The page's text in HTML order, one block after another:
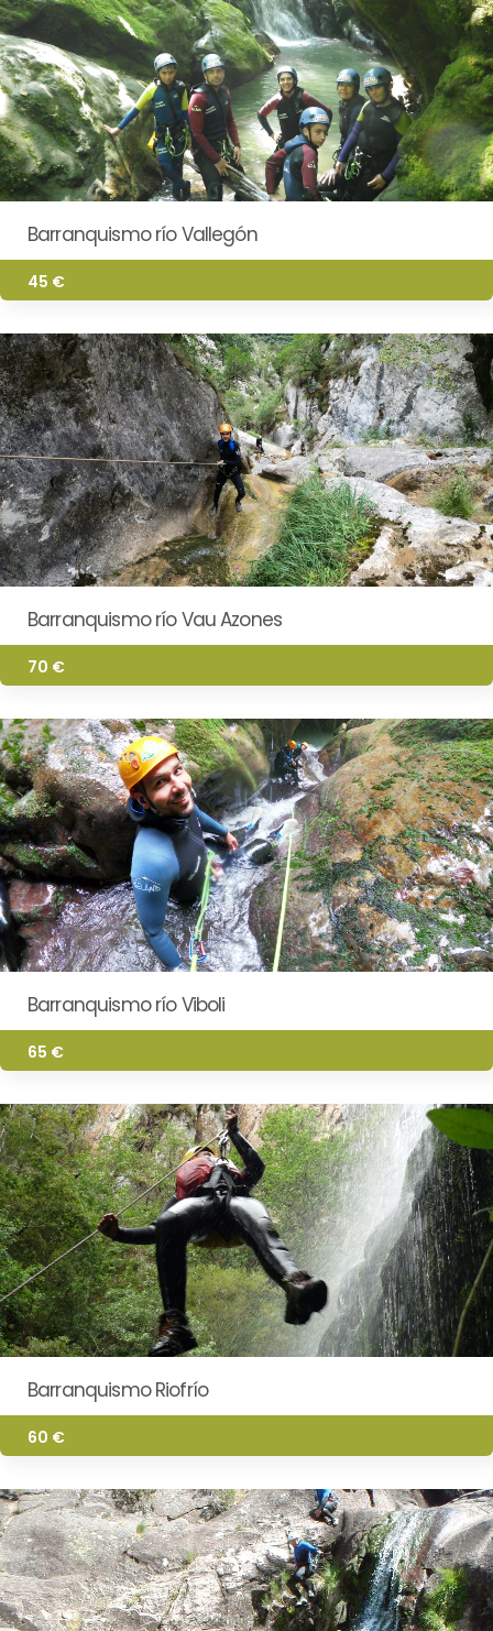
Barranquismo río Vallegón
45 €
Barranquismo río Vau Azones
70 €
Barranquismo río Viboli
65 €
Barranquismo Riofrío
60 €